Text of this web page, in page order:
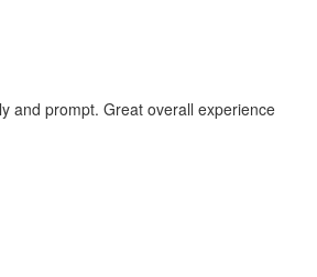
and prompt. Great overall experience